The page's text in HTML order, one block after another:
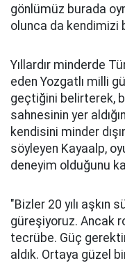
gönlümüz burada
olunca da kendimizi
Yıllardır minderde
eden Yozgatlı milli
geçtiğini belirterek,
sahnesinin yer
kendisini minder
söyleyen Kayaalp,
deneyim olduğunu
"Bizler 20 yılı aşkın
güreşiyoruz. Ancak
tecrübe. Güç
aldık. Ortaya güzel